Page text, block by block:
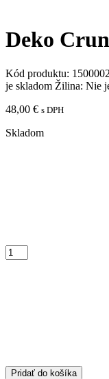
Deko
Kód produktu:
je skladom Žilina: Nie
48,00 € s DPH
Skladom
Pridať do košíka